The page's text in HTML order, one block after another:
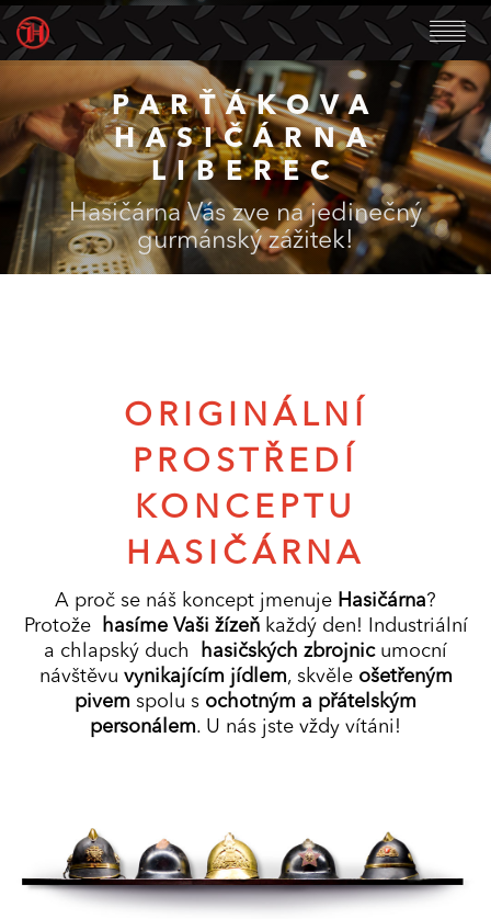
PARŤÁKOVA
HASIČÁRNA
LIBEREC
Hasičárna Vás zve na jedinečný
gurmánský zážitek!
ORIGINÁLNÍ
PROSTŘEDÍ
KONCEPTU
HASIČÁRNA
A proč se náš koncept jmenuje Hasičárna?
Protože
hasíme Vaši žízeňkaždý den! Industriální
a chlapský duch
hasičských zbrojnicumocní
návštěvu vynikajícím jídlem, skvěle ošetřeným
pivem spolu s ochotným a přátelským
personálem. U nás jste vždy vítáni!